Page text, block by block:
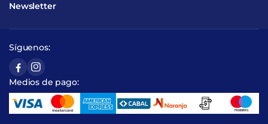
Newsletter
Síguenos:
Medios de pago: